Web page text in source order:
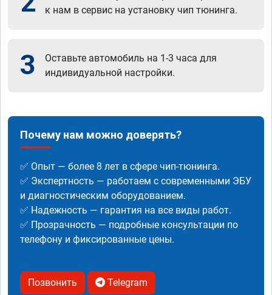
к нам в сервис на установку чип тюнинга.
3
Оставьте автомобиль на 1-3 часа для
индивидуальной настройки.
Почему нам можно доверять?
✅ Опыт — более 8 лет в сфере чип-тюнинга.
✅ Экспертность — работаем с современными ЭБУ
и диагностическим оборудованием.
✅ Надежность — гарантия на все виды работ.
✅ Прозрачность — подробные консультации по
телефону и фиксированные цены.
Позвонить Telegram